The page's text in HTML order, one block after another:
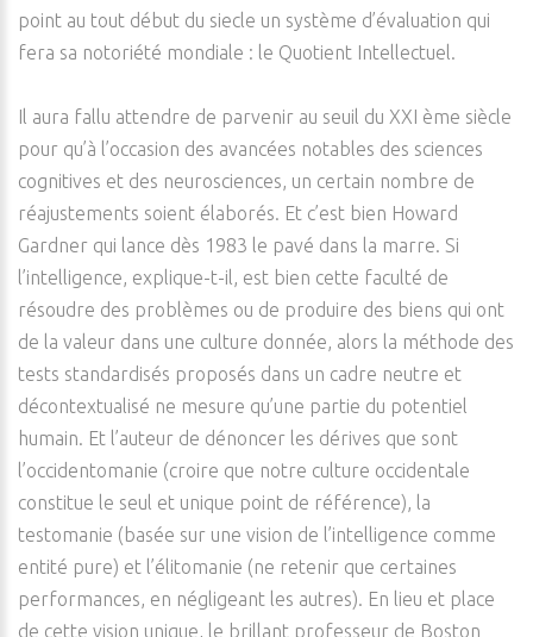
point au tout début du siecle un système d’évaluation qui
fera sa notoriété mondiale : le Quotient Intellectuel.
Il aura fallu attendre de parvenir au seuil du XXI ème siècle
pour qu’à l’occasion des avancées notables des sciences
cognitives et des neurosciences, un certain nombre de
réajustements soient élaborés. Et c’est bien Howard
Gardner qui lance dès 1983 le pavé dans la marre. Si
l’intelligence, explique-t-il, est bien cette faculté de
résoudre des problèmes ou de produire des biens qui ont
de la valeur dans une culture donnée, alors la méthode des
tests standardisés proposés dans un cadre neutre et
décontextualisé ne mesure qu’une partie du potentiel
humain. Et l’auteur de dénoncer les dérives que sont
l’occidentomanie (croire que notre culture occidentale
constitue le seul et unique point de référence), la
testomanie (basée sur une vision de l’intelligence comme
entité pure) et l’élitomanie (ne retenir que certaines
performances, en négligeant les autres). En lieu et place
de cette vision unique, le brillant professeur de Boston